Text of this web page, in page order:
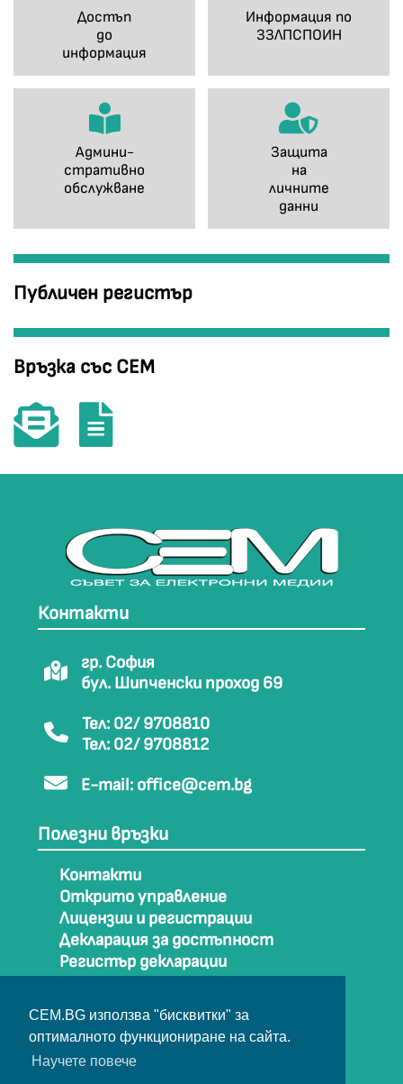
CEM.BG използва "бисквитки" за
оптималното функциониране на сайта.
Научете повече
Достъп
до
информация
Информация по
ЗЗЛПСПОИН
Админи-
стративно
обслужване
Защита
на
личните
данни
Публичен регистър
Връзка със СЕМ
Контакти
гр. София
бул. Шипченски проход 69
Тел: 02/ 9708810
Тел: 02/ 9708812
E-mail: office@cem.bg
Полезни връзки
Контакти
Открито управление
Лицензии и регистрации
Декларация за достъпност
Регистър декларации
Карта на сайта
Архив